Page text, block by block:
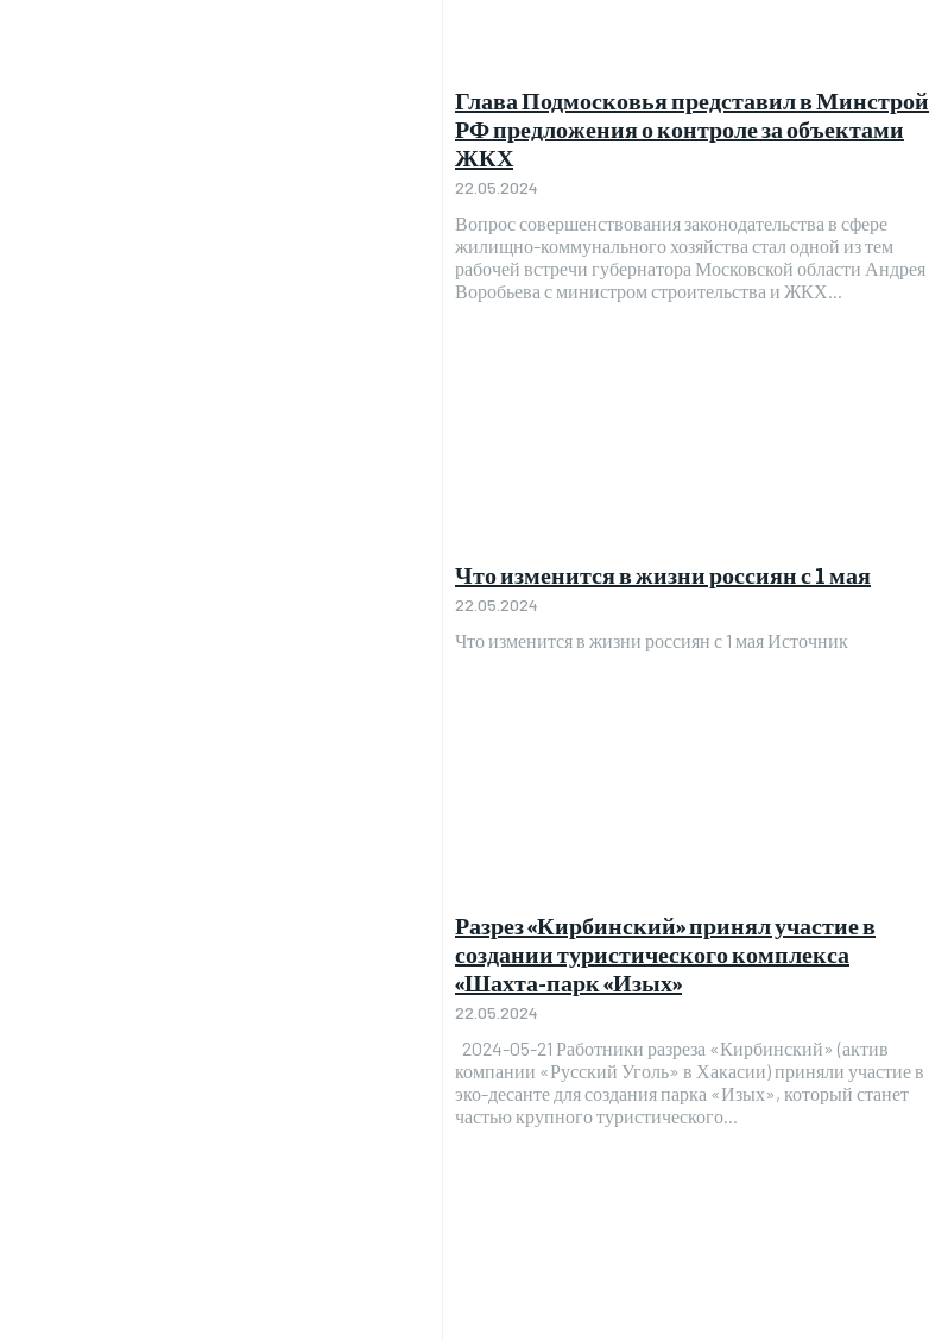
Глава Подмосковья представил в Минстрой
РФ предложения о контроле за объектами
ЖКХ
22.05.2024
Вопрос совершенствования законодательства в сфере
жилищно-коммунального хозяйства стал одной из тем
рабочей встречи губернатора Московской области Андрея
Воробьева с министром строительства и ЖКХ...
Что изменится в жизни россиян с 1 мая
22.05.2024
Что изменится в жизни россиян с 1 мая Источник
Разрез «Кирбинский» принял участие в
создании туристического комплекса
«Шахта-парк «Изых»
22.05.2024
2024-05-21 Работники разреза «Кирбинский» (актив
компании «Русский Уголь» в Хакасии) приняли участие в
эко-десанте для создания парка «Изых», который станет
частью крупного туристического...